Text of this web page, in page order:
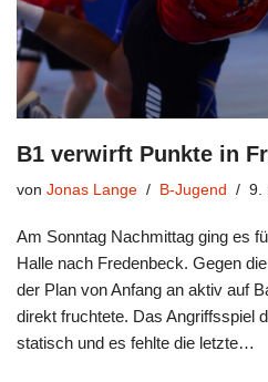
B1 verwirft Punkte in
von Jonas Lange B-Jugend 9.
Am Sonntag Nachmittag ging es
Halle nach Fredenbeck. Gegen
der Plan von Anfang an aktiv auf
direkt fruchtete. Das Angriffsspiel
statisch und es fehlte die letzte…